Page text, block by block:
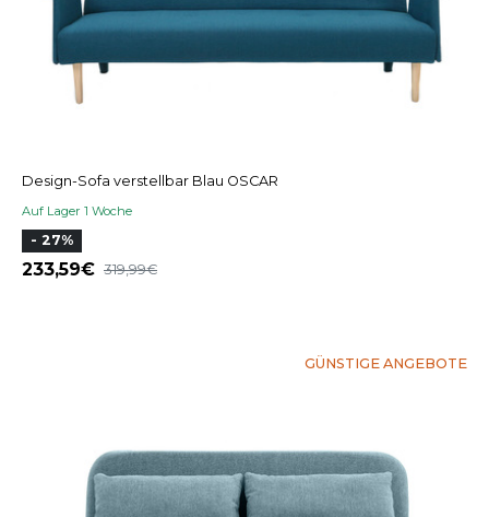
Design-Sofa verstellbar Blau OSCAR
Auf Lager 1 Woche
- 27%
233,59 319,99
GÜNSTIGE ANGEBOTE